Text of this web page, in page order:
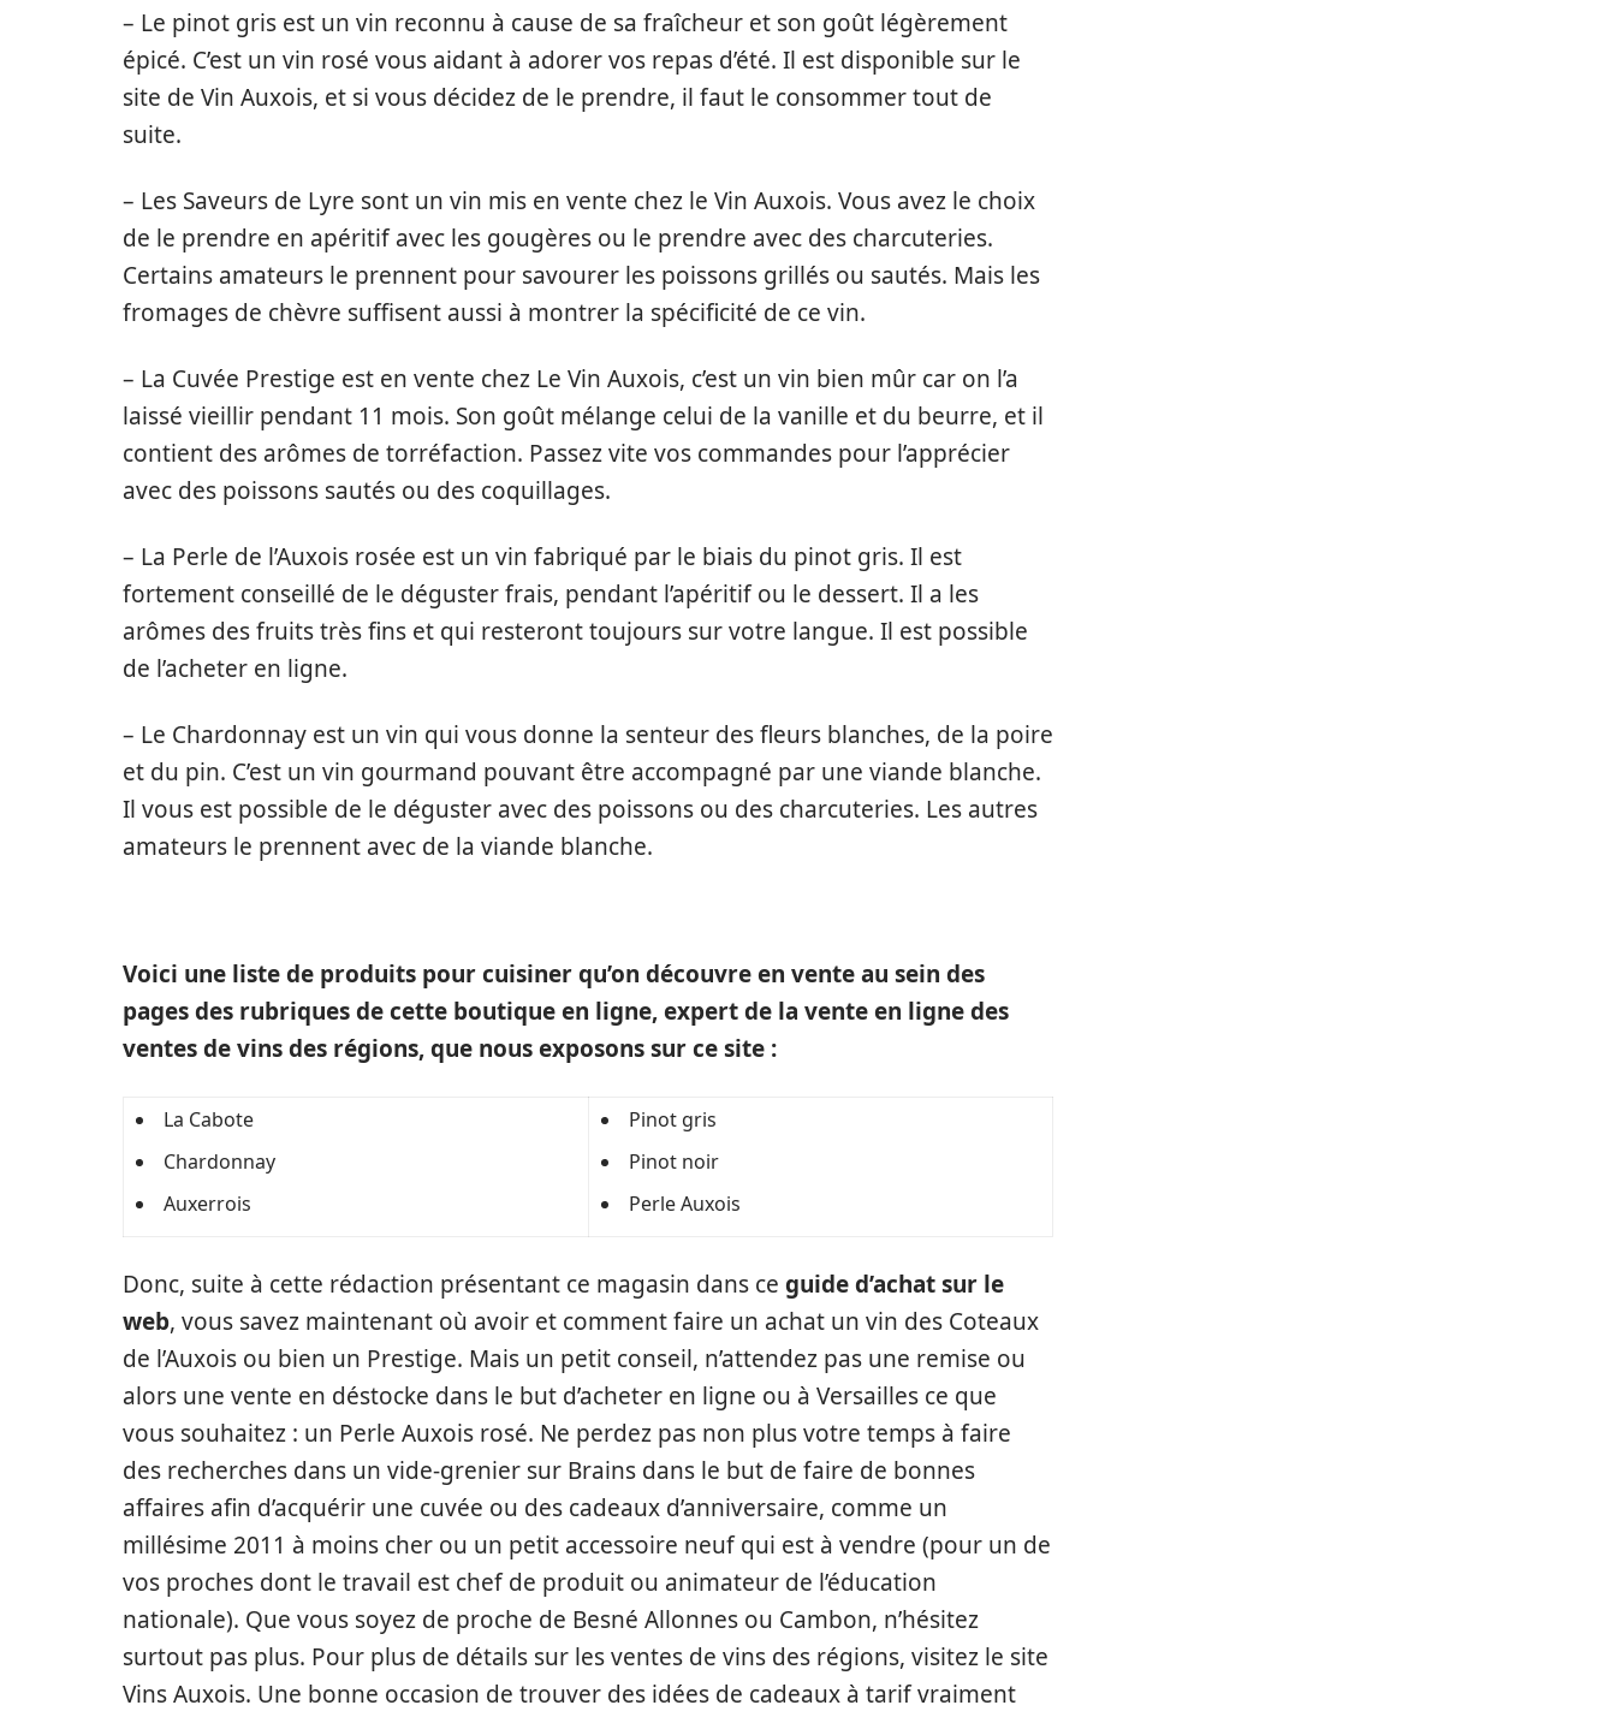
– Le pinot gris est un vin reconnu à cause de sa fraîcheur et son goût légèrement
épicé. C’est un vin rosé vous aidant à adorer vos repas d’été. Il est disponible sur le
site de Vin Auxois, et si vous décidez de le prendre, il faut le consommer tout de
suite.
– Les Saveurs de Lyre sont un vin mis en vente chez le Vin Auxois. Vous avez le choix
de le prendre en apéritif avec les gougères ou le prendre avec des charcuteries.
Certains amateurs le prennent pour savourer les poissons grillés ou sautés. Mais les
fromages de chèvre suffisent aussi à montrer la spécificité de ce vin.
– La Cuvée Prestige est en vente chez Le Vin Auxois, c’est un vin bien mûr car on l’a
laissé vieillir pendant 11 mois. Son goût mélange celui de la vanille et du beurre, et il
contient des arômes de torréfaction. Passez vite vos commandes pour l’apprécier
avec des poissons sautés ou des coquillages.
– La Perle de l’Auxois rosée est un vin fabriqué par le biais du pinot gris. Il est
fortement conseillé de le déguster frais, pendant l’apéritif ou le dessert. Il a les
arômes des fruits très fins et qui resteront toujours sur votre langue. Il est possible
de l’acheter en ligne.
– Le Chardonnay est un vin qui vous donne la senteur des fleurs blanches, de la poire
et du pin. C’est un vin gourmand pouvant être accompagné par une viande blanche.
Il vous est possible de le déguster avec des poissons ou des charcuteries. Les autres
amateurs le prennent avec de la viande blanche.
Voici une liste de produits pour cuisiner qu’on découvre en vente au sein des
pages des rubriques de cette boutique en ligne, expert de la vente en ligne des
ventes de vins des régions, que nous exposons sur ce site :
La Cabote
Chardonnay
Auxerrois
Pinot gris
Pinot noir
Perle Auxois
Donc, suite à cette rédaction présentant ce magasin dans ce guide d’achat sur le
web, vous savez maintenant où avoir et comment faire un achat un vin des Coteaux
de l’Auxois ou bien un Prestige. Mais un petit conseil, n’attendez pas une remise ou
alors une vente en déstocke dans le but d’acheter en ligne ou à Versailles ce que
vous souhaitez : un Perle Auxois rosé. Ne perdez pas non plus votre temps à faire
des recherches dans un vide-grenier sur Brains dans le but de faire de bonnes
affaires afin d’acquérir une cuvée ou des cadeaux d’anniversaire, comme un
millésime 2011 à moins cher ou un petit accessoire neuf qui est à vendre (pour un de
vos proches dont le travail est chef de produit ou animateur de l’éducation
nationale). Que vous soyez de proche de Besné Allonnes ou Cambon, n’hésitez
surtout pas plus. Pour plus de détails sur les ventes de vins des régions, visitez le site
Vins Auxois. Une bonne occasion de trouver des idées de cadeaux à tarif vraiment